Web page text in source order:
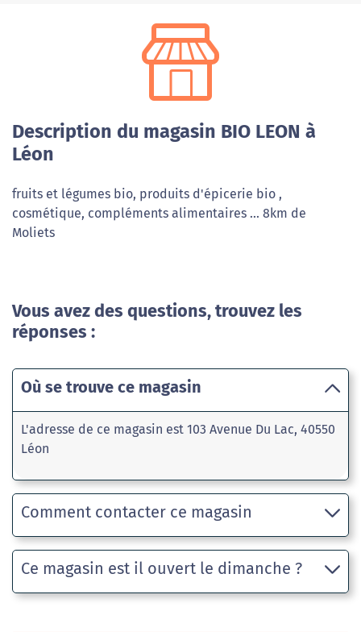
Description du magasin BIO LEON à
Léon
fruits et légumes bio, produits d'épicerie bio ,
cosmétique, compléments alimentaires ... 8km de
Moliets
Vous avez des questions, trouvez les
réponses :
Où se trouve ce magasin
L'adresse de ce magasin est 103 Avenue Du Lac, 40550
Léon
Comment contacter ce magasin
Ce magasin est il ouvert le dimanche ?